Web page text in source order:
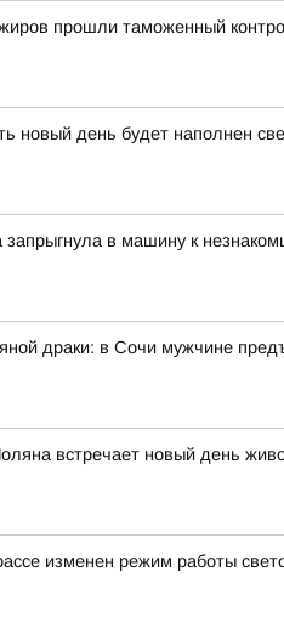
прошли таможенный
новый день будет наполнен
в машину к
драки: в Сочи мужчине
встречает новый день
изменен режим работы